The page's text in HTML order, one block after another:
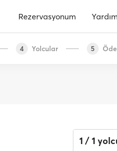
Rezervasyonum
4 Yolcular 5
1 / 1